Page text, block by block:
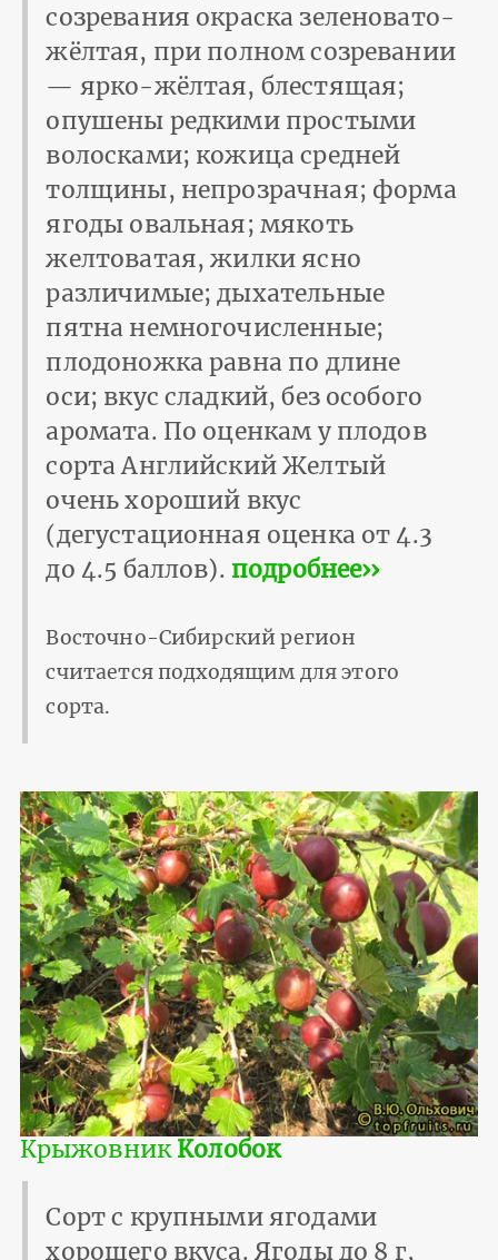
созревания окраска зеленовато-
жёлтая, при полном созревании
— ярко-жёлтая, блестящая;
опушены редкими простыми
волосками; кожица средней
толщины, непрозрачная; форма
ягоды овальная; мякоть
желтоватая, жилки ясно
различимые; дыхательные
пятна немногочисленные;
плодоножка равна по длине
оси; вкус сладкий, без особого
аромата. По оценкам у плодов
сорта Английский Желтый
очень хороший вкус
(дегустационная оценка от 4.3
до 4.5 баллов). подробнее››
Восточно-Сибирский регион
считается подходящим для этого
сорта.
КрыжовникКолобок
Сорт с крупными ягодами
хорошего вкуса. Ягоды до 8 г,